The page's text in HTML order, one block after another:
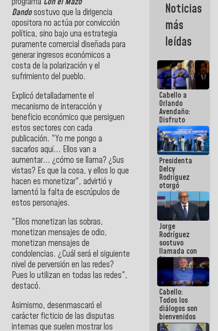
Dandosostuvo que la dirigencia
opositora no actúa por convicción
política, sino bajo una estrategia
puramente comercial diseñada para
generar ingresos económicos a
costa de la polarización y el
sufrimiento del pueblo.
Explicó detalladamente el
mecanismo de interacción y
beneficio económico que persiguen
estos sectores con cada
publicación. "Yo me pongo a
sacarlos aquí... Ellos van a
aumentar... ¿cómo se llama? ¿Sus
vistas? Es que la cosa, y ellos lo que
hacen es monetizar", advirtió y
lamentó la falta de escrúpulos de
estos personajes.
"Ellos monetizan las sobras,
monetizan mensajes de odio,
monetizan mensajes de
condolencias. ¿Cuál será el siguiente
nivel de perversión en las redes?
Pues lo utilizan en todas las redes",
destacó.
Asimismo, desenmascaró el
carácter ficticio de las disputas
internas que suelen mostrar los
aprobada
por la AN
Noticias
más
leídas
Cabello a
Orlando
Avendaño:
Disfruto
cada vez
que escribes
porque lo
que haces
es
embarrarla
Presidenta
Delcy
Rodríguez
otorgó
medalla
"Héroe de
Venezuela"
a servidores
públicos
Jorge
Rodríguez
sostuvo
llamada con
Dinorah
Figuera y
acuerdan
primer
encuentro
presencial
para el
diálogo
Cabello:
Todos los
diálogos son
bienvenidos
siempre que